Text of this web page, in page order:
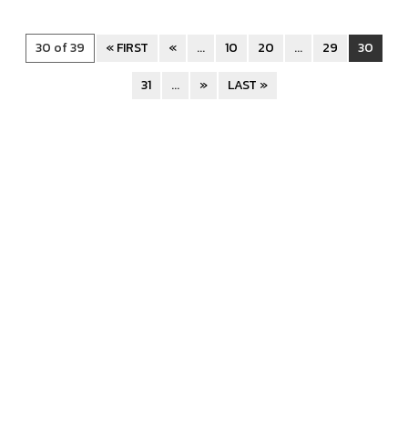
30 of 39 « FIRST « ... 10 20 ... 29
30
31
... » LAST »